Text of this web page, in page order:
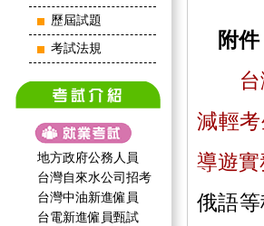
歷屆試題
考試法規
地方政府公務人員
台灣自來水公司招考
台灣中油新進僱員
台電新進僱員甄試
附件
減輕
導遊
俄語